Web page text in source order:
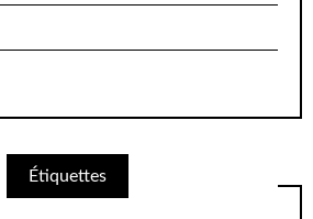
Étiquettes